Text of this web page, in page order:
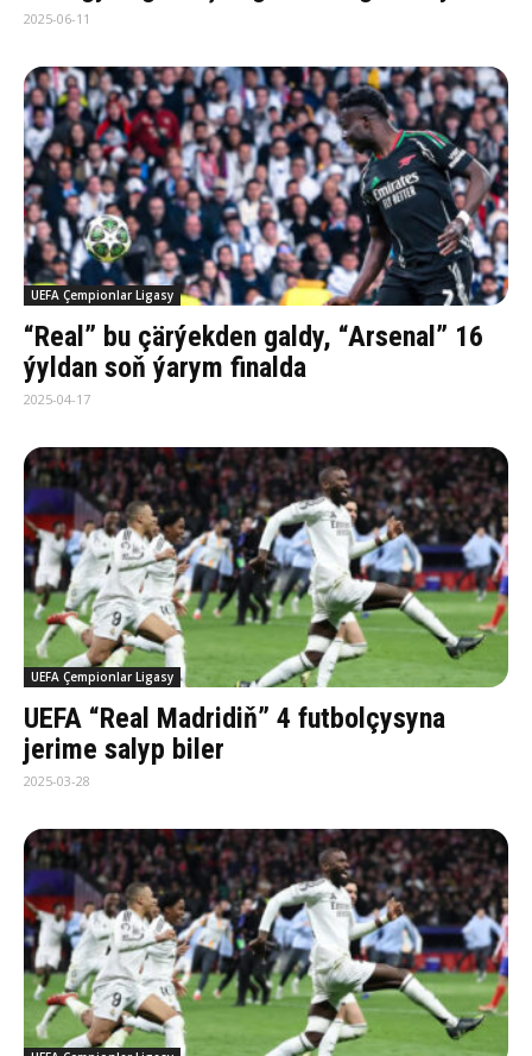
2025-06-11
UEFA Çempionlar Ligasy
“Real” bu çärýekden galdy, “Arsenal” 16
ýyldan soň ýarym finalda
2025-04-17
UEFA Çempionlar Ligasy
UEFA “Real Madridiň” 4 futbolçysyna
jerime salyp biler
2025-03-28